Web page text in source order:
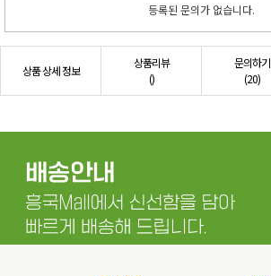
등록된 문의가 없습니다.
상품 상세 정보
상품리뷰
()
문의하기
(20)